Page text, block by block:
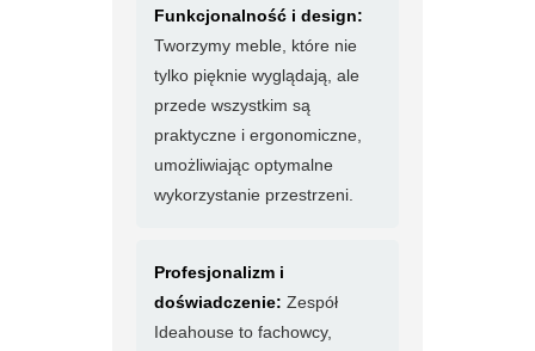
Funkcjonalność i design:
Tworzymy meble, które nie
tylko pięknie wyglądają, ale
przede wszystkim są
praktyczne i ergonomiczne,
umożliwiając optymalne
wykorzystanie przestrzeni.
Profesjonalizm i
doświadczenie: Zespół
Ideahouse to fachowcy,